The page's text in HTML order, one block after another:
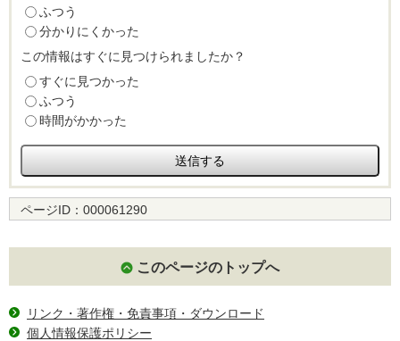
ふつう
分かりにくかった
この情報はすぐに見つけられましたか？
すぐに見つかった
ふつう
時間がかかった
ページID： 000061290
このページのトップへ
リンク・著作権・免責事項・ダウンロード
個人情報保護ポリシー